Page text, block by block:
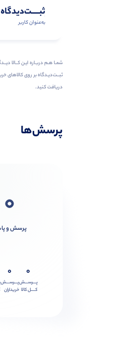
ثبـــــت‌دیدگاه
به‌عنوان کاربر
شمـا هـم دربـاره ایـن کــالا
دریافت کنید.
پرسش‌ها
0
پرسش و
0
پـــرســـش
کــــل کالا
0
پـــرســـش
خریداران